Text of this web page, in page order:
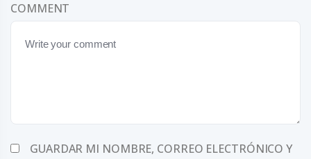
COMMENT
GUARDAR MI NOMBRE, CORREO ELECTRÓNICO Y